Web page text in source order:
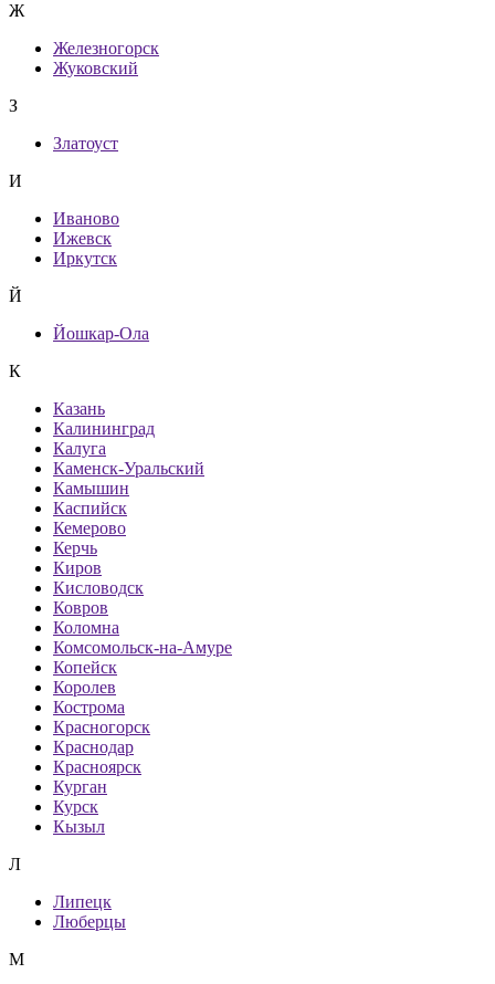
Ж
Железногорск
Жуковский
З
Златоуст
И
Иваново
Ижевск
Иркутск
Й
Йошкар-Ола
К
Казань
Калининград
Калуга
Каменск-Уральский
Камышин
Каспийск
Кемерово
Керчь
Киров
Кисловодск
Ковров
Коломна
Комсомольск-на-Амуре
Копейск
Королев
Кострома
Красногорск
Краснодар
Красноярск
Курган
Курск
Кызыл
Л
Липецк
Люберцы
М